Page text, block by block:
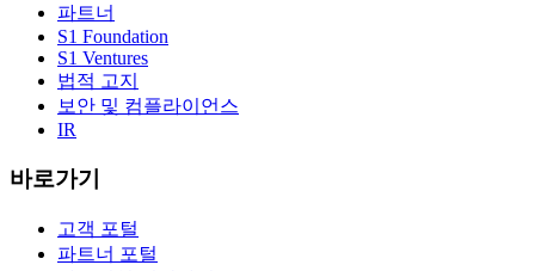
파트너
S1 Foundation
S1 Ventures
법적 고지
보안 및 컴플라이언스
IR
바로가기
고객 포털
파트너 포털